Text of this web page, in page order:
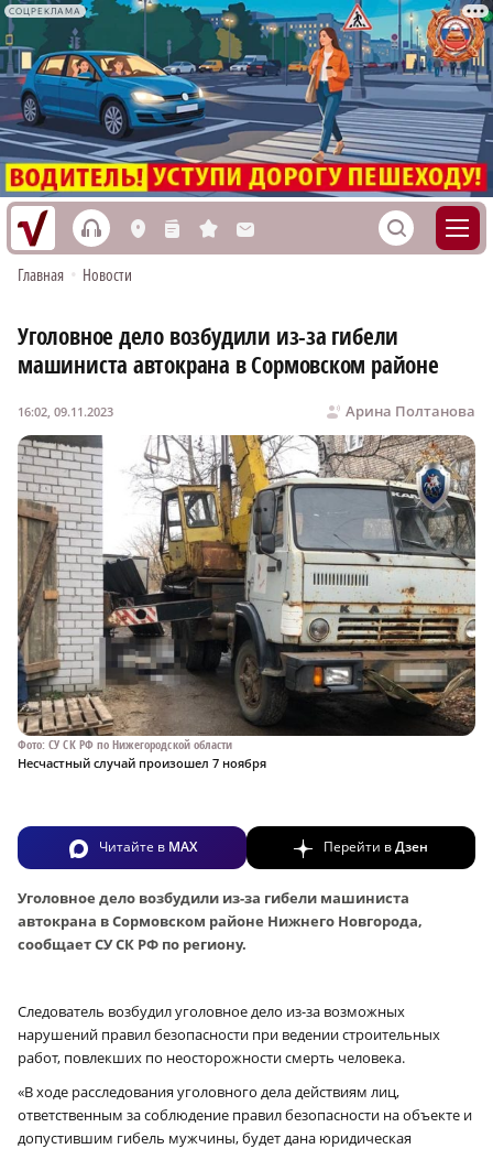
СОЦРЕКЛАМА
h L n s M S
Главная • Новости
Уголовное дело возбудили из-за гибели
машиниста автокрана в Сормовском районе
Арина Полтанова
16:02, 09.11.2023
Фото: СУ СК РФ по Нижегородской области
Несчастный случай произошел 7 ноября
Читайте в MAX Перейти вДзен
Уголовное дело возбудили из-за гибели машиниста
автокрана в Сормовском районе Нижнего Новгорода,
сообщает СУ СК РФ по региону.
Следователь возбудил уголовное дело из-за возможных
нарушений правил безопасности при ведении строительных
работ, повлекших по неосторожности смерть человека.
«В ходе расследования уголовного дела действиям лиц,
ответственным за соблюдение правил безопасности на объекте и
допустившим гибель мужчины, будет дана юридическая